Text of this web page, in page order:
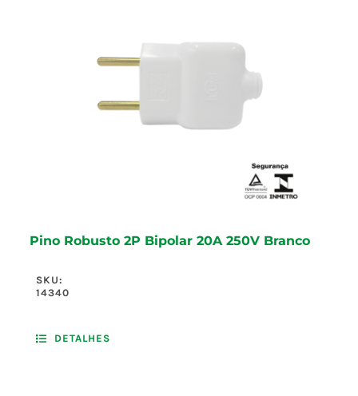
Pino Robusto 2P Bipolar 20A 250V Branco
SKU:
14340
DETALHES